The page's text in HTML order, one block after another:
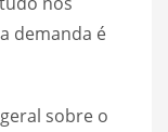
demanda é
sobre o